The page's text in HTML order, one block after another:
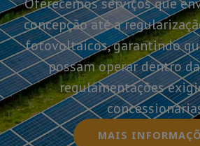
concepção até a
fotovoltaicos, garantindo
possam operar dentro
regulamentações
MAIS